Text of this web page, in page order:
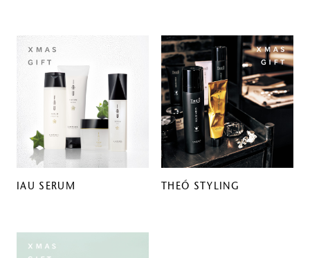
IAU SERUM THEÓ STYLING